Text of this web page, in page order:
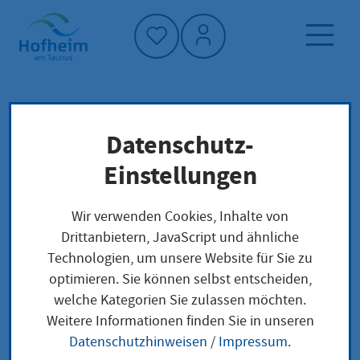
Startseite"
Dienstleistung-Finder
Verwaltungsstruktur
Staatliches Schulamt für den Landkreis
Marburg-Biedenkopf
Staatliches Schulamt
für den Landkreis
Datenschutz-
Einstellungen
Wir verwenden Cookies, Inhalte von
Drittanbietern, JavaScript und ähnliche
Technologien, um unsere Website für Sie zu
optimieren. Sie können selbst entscheiden,
welche Kategorien Sie zulassen möchten.
Weitere Informationen finden Sie in unseren
Datenschutzhinweisen / Impressum.